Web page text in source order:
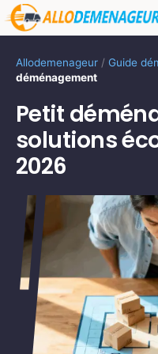
Passer
au
Allodemenageur / Guide
déménagement
Petit
solutions
2026